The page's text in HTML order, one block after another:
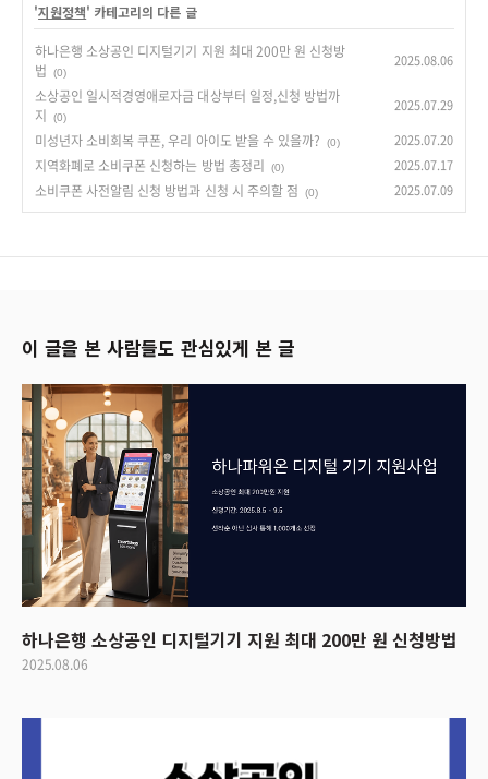
'지원정책' 카테고리의 다른 글
하나은행 소상공인 디지털기기 지원 최대 200만 원 신청방
법
(0)
2025.08.06
소상공인 일시적경영애로자금 대상부터 일정,신청 방법까
지
(0)
2025.07.29
미성년자 소비회복 쿠폰, 우리 아이도 받을 수 있을까? (0) 2025.07.20
지역화폐로 소비쿠폰 신청하는 방법 총정리 (0) 2025.07.17
소비쿠폰 사전알림 신청 방법과 신청 시 주의할 점 (0) 2025.07.09
이 글을 본 사람들도 관심있게 본 글
하나은행 소상공인 디지털기기 지원 최대 200만 원 신청방법
2025.08.06